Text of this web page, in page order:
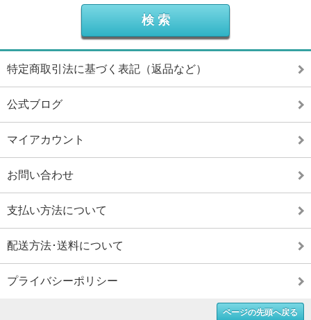
特定商取引法に基づく表記（返品など）
公式ブログ
マイアカウント
お問い合わせ
支払い方法について
配送方法･送料について
プライバシーポリシー
ページの先頭へ戻る